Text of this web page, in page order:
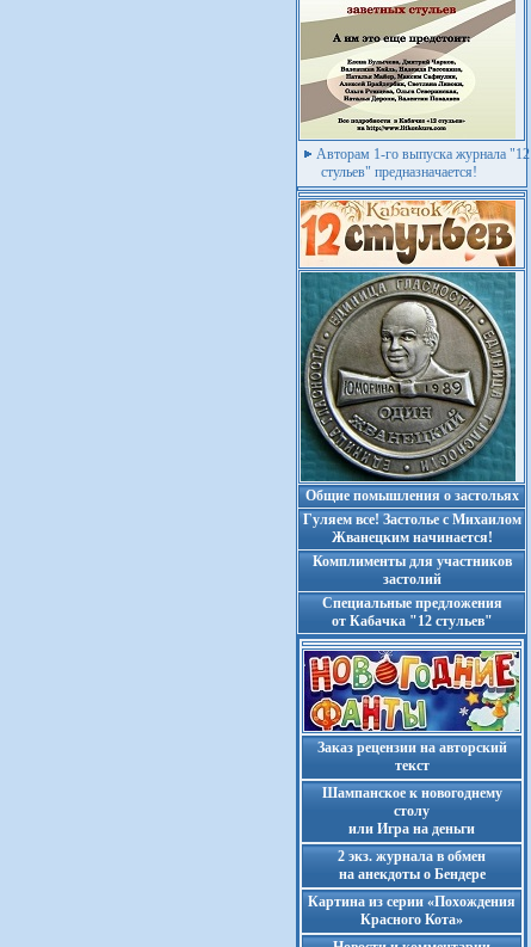
Авторам 1-го выпуска журнала "12
стульев" предназначается!
Общие помышления о застольях
Гуляем все! Застолье с Михаилом
Жванецким начинается!
Комплименты для участников
застолий
Cпециальные предложения
от Кабачка "12 стульев"
Заказ рецензии на авторский
текст
Шампанское к новогоднему
столу
или Игра на деньги
2 экз. журнала в обмен
на анекдоты о Бендере
Картина из серии «Похождения
Красного Кота»